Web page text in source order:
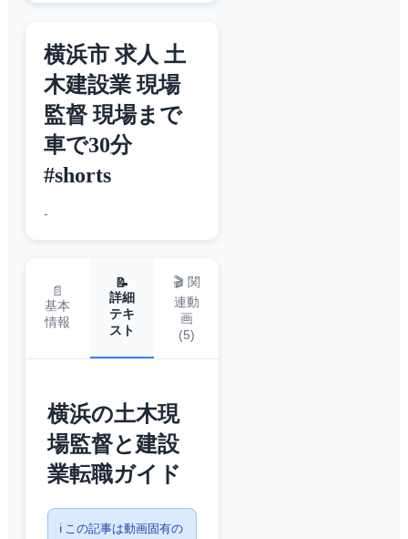
横浜市 求人 土
木建設業 現場
監督 現場まで
車で30分
#shorts
-
📄
基本
情報
📝
詳細
テキ
スト
🎬 関
連動
画
(5)
横浜の土木現
場監督と建設
業転職ガイド
ℹ️ この記事は動画固有の